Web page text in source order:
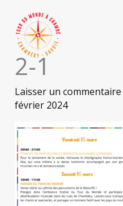
contenu
2-1
Laisser un commentaire
février 2024